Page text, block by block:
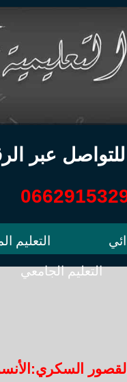
للتواصل عبر
التعليم
التعليم الجامعي